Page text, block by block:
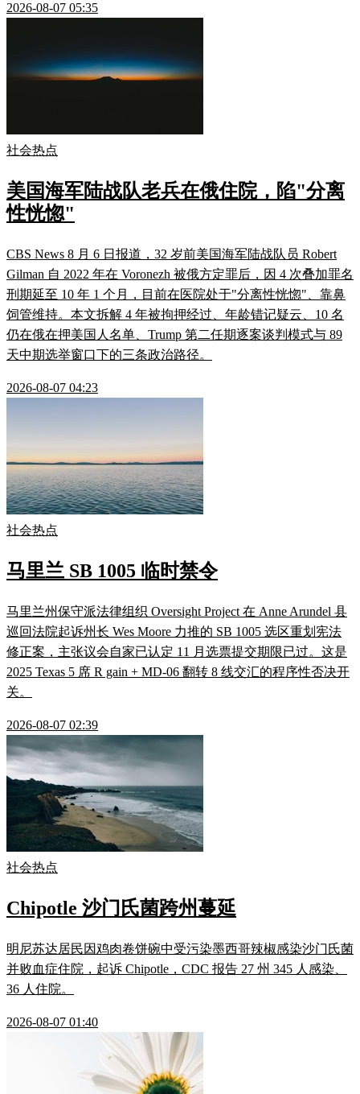
2026-08-07 05:35
社会热点
美国海军陆战队老兵在俄住院，陷"分离
性恍惚"
CBS News 8 月 6 日报道，32 岁前美国海军陆战队员 Robert
Gilman 自 2022 年在 Voronezh 被俄方定罪后，因 4 次叠加罪名
刑期延至 10 年 1 个月，目前在医院处于"分离性恍惚"、靠鼻
饲管维持。本文拆解 4 年被拘押经过、年龄错记疑云、10 名
仍在俄在押美国人名单、Trump 第二任期逐案谈判模式与 89
天中期选举窗口下的三条政治路径。
2026-08-07 04:23
社会热点
马里兰 SB 1005 临时禁令
马里兰州保守派法律组织 Oversight Project 在 Anne Arundel 县
巡回法院起诉州长 Wes Moore 力推的 SB 1005 选区重划宪法
修正案，主张议会自家已认定 11 月选票提交期限已过。这是
2025 Texas 5 席 R gain + MD-06 翻转 8 线交汇的程序性否决开
关。
2026-08-07 02:39
社会热点
Chipotle 沙门氏菌跨州蔓延
明尼苏达居民因鸡肉卷饼碗中受污染墨西哥辣椒感染沙门氏菌
并败血症住院，起诉 Chipotle，CDC 报告 27 州 345 人感染、
36 人住院。
2026-08-07 01:40